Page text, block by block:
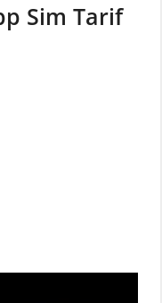
Sim Tarif